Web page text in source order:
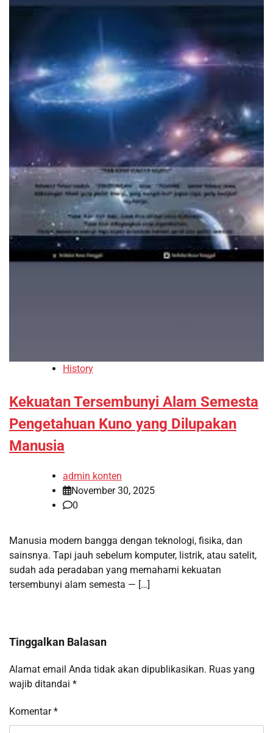
History
Kekuatan Tersembunyi Alam Semesta
Pengetahuan Kuno yang Dilupakan
Manusia
admin konten
November 30, 2025
0
Manusia modern bangga dengan teknologi, fisika, dan
sainsnya. Tapi jauh sebelum komputer, listrik, atau satelit,
sudah ada peradaban yang memahami kekuatan
tersembunyi alam semesta — […]
Tinggalkan Balasan
Alamat email Anda tidak akan dipublikasikan. Ruas yang
wajib ditandai *
Komentar*